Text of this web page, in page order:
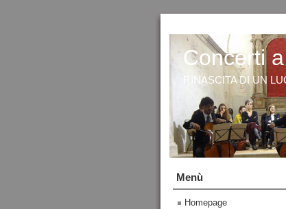
Concerti
RINASCITA DI UN
Menù
Homepage